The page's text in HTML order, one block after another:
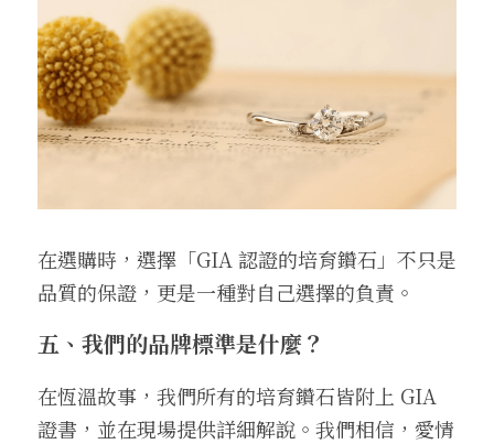
在選購時，選擇「GIA 認證的培育鑽石」不只是
品質的保證，更是一種對自己選擇的負責。
五、我們的品牌標準是什麼？
在恆溫故事，我們所有的培育鑽石皆附上 GIA
證書，並在現場提供詳細解說。我們相信，愛情